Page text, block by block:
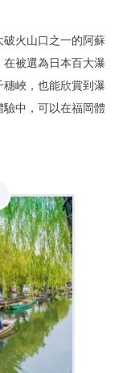
火山口之一的阿蘇
被選為日本百大瀑
峽，也能欣賞到瀑
中，可以在福岡體